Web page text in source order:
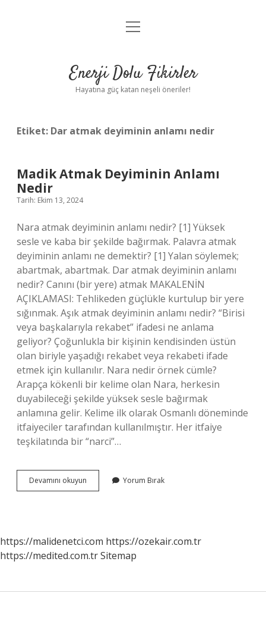
Anasayfa
Yasal Uyarı
menüyü
Enerji Dolu Fikirler
Hayatına güç katan neşeli öneriler!
Etiket: Dar atmak deyiminin anlamı nedir
Madik Atmak Deyiminin Anlamı
Nedir
Tarih: Ekim 13, 2024
Nara atmak deyiminin anlamı nedir? [1] Yüksek
sesle ve kaba bir şekilde bağırmak. Palavra atmak
deyiminin anlamı ne demektir? [1] Yalan söylemek;
abartmak, abartmak. Dar atmak deyiminin anlamı
nedir? Canını (bir yere) atmak MAKALENİN
AÇIKLAMASI: Tehlikeden güçlükle kurtulup bir yere
sığınmak. Aşık atmak deyiminin anlamı nedir? “Birisi
veya başkalarıyla rekabet” ifadesi ne anlama
geliyor? Çoğunlukla bir kişinin kendisinden üstün
olan biriyle yaşadığı rekabet veya rekabeti ifade
etmek için kullanılır. Nara nedir örnek cümle?
Arapça kökenli bir kelime olan Nara, herkesin
duyabileceği şekilde yüksek sesle bağırmak
anlamına gelir. Kelime ilk olarak Osmanlı döneminde
itfaiyeciler tarafından kullanılmıştır. Her itfaiye
teşkilatında bir “narci”…
Devamını okuyun
Atmak
Yorum Bırak
https://malidenetci.com https://ozekair.com.tr
https://medited.com.trSitemap